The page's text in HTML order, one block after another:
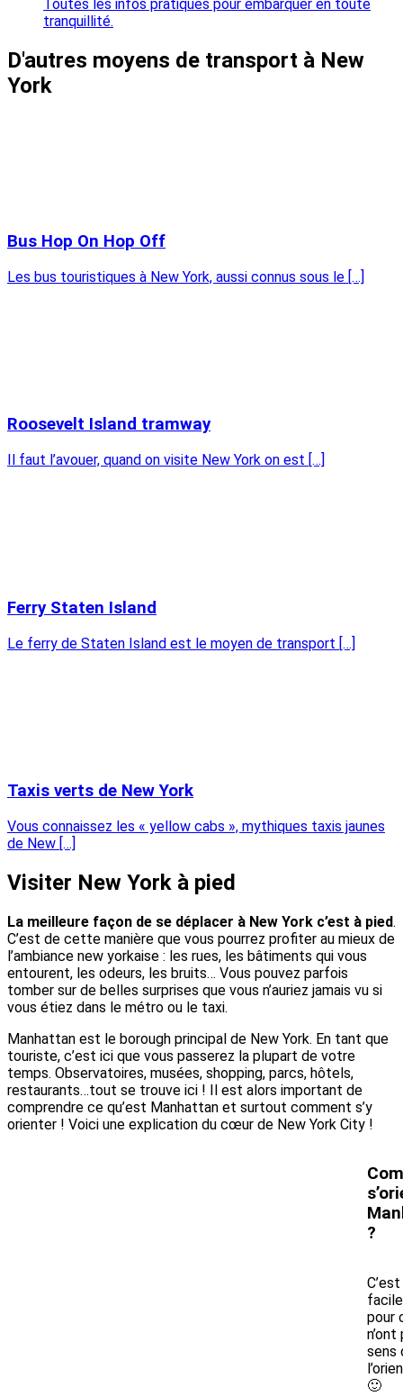
Toutes les infos pratiques pour embarquer en toute
tranquillité.
D'autres moyens de transport à New
York
Bus Hop On Hop Off
Les bus touristiques à New York, aussi connus sous le […]
Roosevelt Island tramway
Il faut l’avouer, quand on visite New York on est […]
Ferry Staten Island
Le ferry de Staten Island est le moyen de transport […]
Taxis verts de New York
Vous connaissez les « yellow cabs », mythiques taxis jaunes
de New […]
Visiter New York à pied
La meilleure façon de se déplacer à New York c’est à pied.
C’est de cette manière que vous pourrez profiter au mieux de
l’ambiance new yorkaise : les rues, les bâtiments qui vous
entourent, les odeurs, les bruits… Vous pouvez parfois
tomber sur de belles surprises que vous n’auriez jamais vu si
vous étiez dans le métro ou le taxi.
Manhattan est le borough principal de New York. En tant que
touriste, c’est ici que vous passerez la plupart de votre
temps. Observatoires, musées, shopping, parcs, hôtels,
restaurants…tout se trouve ici ! Il est alors important de
comprendre ce qu’est Manhattan et surtout comment s’y
orienter ! Voici une explication du cœur de New York City !
?
pour
n’ont
sens
🙂